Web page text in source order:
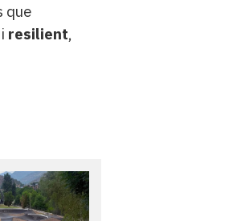
que
i resilient,